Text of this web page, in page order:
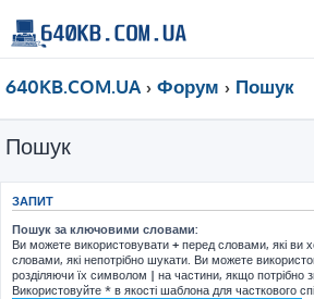
640KB.COM.UA Форум Пошук
Пошук
ЗАПИТ
Пошук за ключовими словами:
Ви можете використовувати + перед словами, які ви
словами, які непотрібно шукати. Ви можете
розділяючи їх символом | на частини, якщо потрібно
Використовуйте * в якості шаблона для часткового